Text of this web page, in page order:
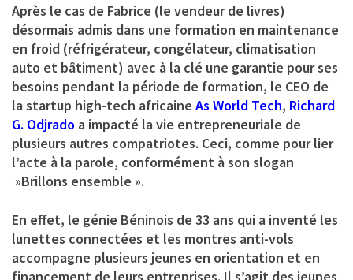
Après le cas de Fabrice (le vendeur de livres)
désormais admis dans une formation en maintenance
en froid (réfrigérateur, congélateur, climatisation
auto et bâtiment) avec à la clé une garantie pour ses
besoins pendant la période de formation, le CEO de
la startup high-tech africaine As World Tech, Richard
G. Odjrado a impacté la vie entrepreneuriale de
plusieurs autres compatriotes. Ceci, comme pour lier
l’acte à la parole, conformément à son slogan
»Brillons ensemble ».
En effet, le génie Béninois de 33 ans qui a inventé les
lunettes connectées et les montres anti-vols
accompagne plusieurs jeunes en orientation et en
financement de leurs entreprises. Il s’agit des jeunes